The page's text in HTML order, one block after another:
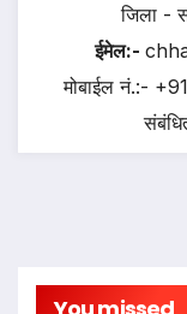
जिला -
ईमेल:-
मोबाईल नं.:-